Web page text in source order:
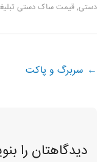
دستی,قیمت ساک دستی
← سربرگ و پاکت
دیدگاهتان را